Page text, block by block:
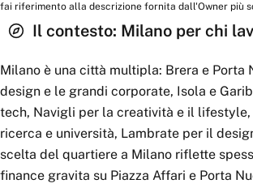
fai riferimento alla descrizione fornita dall'Owner più
Il contesto: Milano per chi
Milano è una città multipla: Brera e Porta
design e le grandi corporate, Isola e
tech, Navigli per la creatività e il
ricerca e università, Lambrate per il
scelta del quartiere a Milano riflette
finance gravita su Piazza Affari e Porta